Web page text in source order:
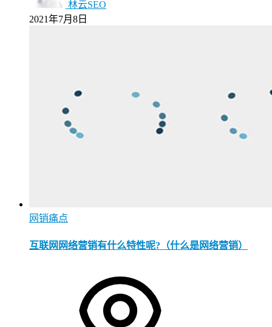
林云SEO
2021年7月8日
网销痛点
互联网网络营销有什么特性呢?（什么是网络营销）